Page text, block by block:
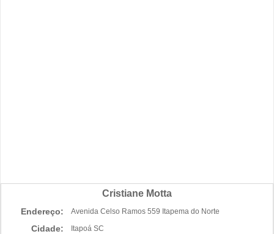
Cristiane Motta
Endereço: Avenida Celso Ramos 559 Itapema do Norte
Cidade: Itapoá SC